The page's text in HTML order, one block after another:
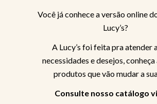
Você já conhece a versão online
Lucy’s?
A Lucy’s foi feita pra atender
necessidades e desejos, conheça
produtos que vão mudar a
Consulte nosso catálogo